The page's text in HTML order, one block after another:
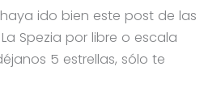
ido bien este post de las
Spezia por libre o escala
5 estrellas, sólo te